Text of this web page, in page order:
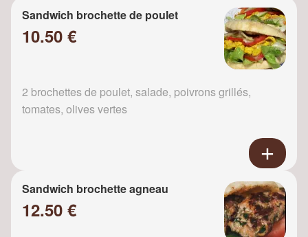
Sandwich brochette de poulet
10.50 €
2 brochettes de poulet, salade, poivrons grillés,
tomates, olives vertes
Sandwich brochette agneau
12.50 €